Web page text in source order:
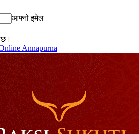
आफ्नो इमेल
Annapurna